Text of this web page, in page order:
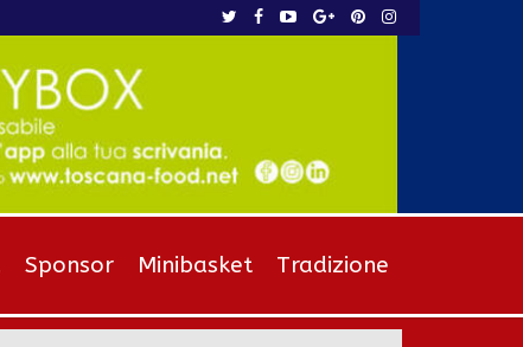
Sponsor Minibasket Tradizione